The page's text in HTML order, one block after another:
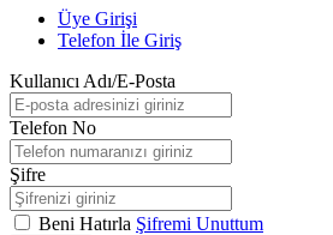
Üye Girişi
Telefon İle Giriş
Kullanıcı Adı/E-Posta
Telefon No
Şifre
Beni Hatırla Şifremi Unuttum